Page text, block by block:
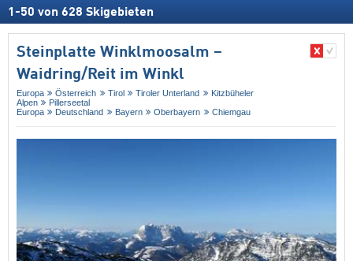
1 -50 von 628 Skigebieten
Steinplatte Winklmoosalm –
Waidring/​Reit im Winkl
Europa Österreich Tirol Tiroler Unterland
Kitzbüheler
Alpen
Pillerseetal
Europa
Deutschland Bayern Oberbayern Chiemgau